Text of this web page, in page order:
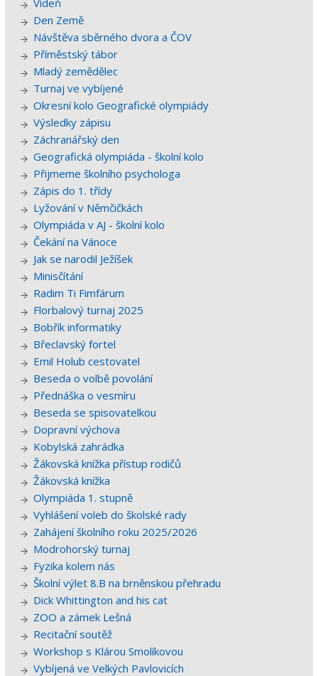
Vídeň
Den Země
Návštěva sběrného dvora a ČOV
Příměstský tábor
Mladý zemědělec
Turnaj ve vybíjené
Okresní kolo Geografické olympiády
Výsledky zápisu
Záchranářský den
Geografická olympiáda - školní kolo
Přijmeme školního psychologa
Zápis do 1. třídy
Lyžování v Němčičkách
Olympiáda v AJ - školní kolo
Čekání na Vánoce
Jak se narodil Ježíšek
Minisčítání
Radim Ti Fimfárum
Florbalový turnaj 2025
Bobřík informatiky
Břeclavský fortel
Emil Holub cestovatel
Beseda o volbě povolání
Přednáška o vesmíru
Beseda se spisovatelkou
Dopravní výchova
Kobylská zahrádka
Žákovská knížka přístup rodičů
Žákovská knížka
Olympiáda 1. stupně
Vyhlášení voleb do školské rady
Zahájení školního roku 2025/2026
Modrohorský turnaj
Fyzika kolem nás
Školní výlet 8.B na brněnskou přehradu
Dick Whittington and his cat
ZOO a zámek Lešná
Recitační soutěž
Workshop s Klárou Smolíkovou
Vybíjená ve Velkých Pavlovicích